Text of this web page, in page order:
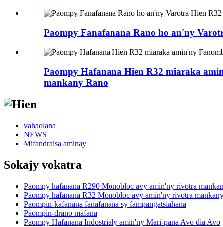
Paompy Fanafanana Rano ho an'ny
Paompy Hafanana Hien R32 miaraka
mankany Rano
vahaolana
NEWS
Mifandraisa aminay
Sokajy vokatra
Paompy hafanana R290 Monobloc avy amin'ny rivotra
Paompy hafanana R32 Monobloc avy amin'ny rivotra
Paompin-kafanana fanafanana sy fampangatsiahana
Paompin-drano mafana
Paompy Hafanana Indostrialy amin'ny Mari-pana Avo dia Avo